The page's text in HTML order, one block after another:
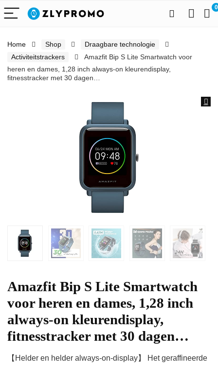
0
Home Shop
Draagbare technologie
Activiteitstrackers
Amazfit Bip S Lite Smartwatch voor
heren en dames, 1,28 inch always-on kleurendisplay,
fitnesstracker met 30 dagen…
Amazfit Bip S Lite Smartwatch
voor heren en dames, 1,28 inch
always-on kleurendisplay,
fitnesstracker met 30 dagen…
【Helder en helder always-on-display】 Het geraffineerde